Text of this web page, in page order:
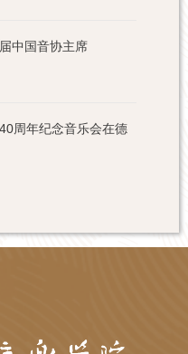
中国音协主席
周年纪念音乐会在德